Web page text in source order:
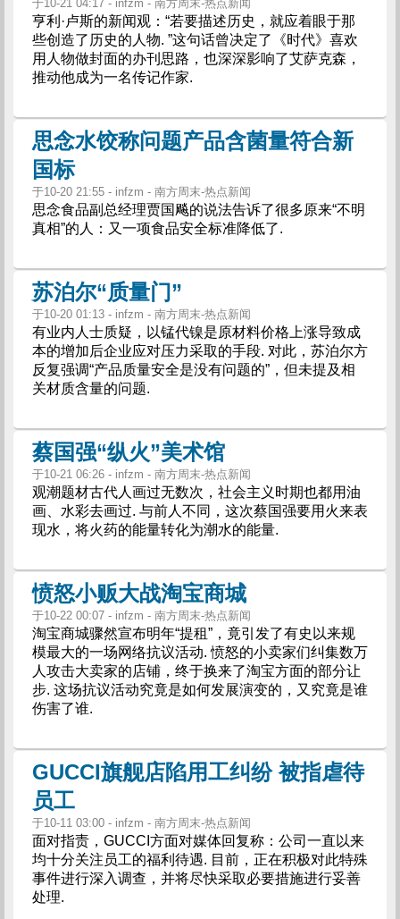
于10-21 04:17 - infzm - 南方周末-热点新闻
亨利·卢斯的新闻观：“若要描述历史，就应着眼于那
些创造了历史的人物. ”这句话曾决定了《时代》喜欢
用人物做封面的办刊思路，也深深影响了艾萨克森，
推动他成为一名传记作家.
思念水饺称问题产品含菌量符合新
国标
于10-20 21:55 - infzm - 南方周末-热点新闻
思念食品副总经理贾国飚的说法告诉了很多原来“不明
真相”的人：又一项食品安全标准降低了.
苏泊尔“质量门”
于10-20 01:13 - infzm - 南方周末-热点新闻
有业内人士质疑，以锰代镍是原材料价格上涨导致成
本的增加后企业应对压力采取的手段. 对此，苏泊尔方
反复强调“产品质量安全是没有问题的”，但未提及相
关材质含量的问题.
蔡国强“纵火”美术馆
于10-21 06:26 - infzm - 南方周末-热点新闻
观潮题材古代人画过无数次，社会主义时期也都用油
画、水彩去画过. 与前人不同，这次蔡国强要用火来表
现水，将火药的能量转化为潮水的能量.
愤怒小贩大战淘宝商城
于10-22 00:07 - infzm - 南方周末-热点新闻
淘宝商城骤然宣布明年“提租”，竟引发了有史以来规
模最大的一场网络抗议活动. 愤怒的小卖家们纠集数万
人攻击大卖家的店铺，终于换来了淘宝方面的部分让
步. 这场抗议活动究竟是如何发展演变的，又究竟是谁
伤害了谁.
GUCCI旗舰店陷用工纠纷 被指虐待
员工
于10-11 03:00 - infzm - 南方周末-热点新闻
面对指责，GUCCI方面对媒体回复称：公司一直以来
均十分关注员工的福利待遇. 目前，正在积极对此特殊
事件进行深入调查，并将尽快采取必要措施进行妥善
处理.